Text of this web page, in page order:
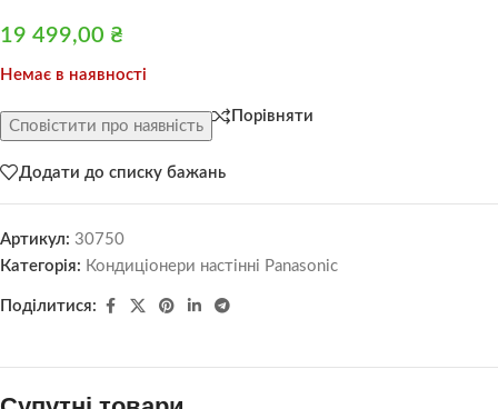
19 499,00 ₴
Немає в наявності
Сповістити про наявність
Порівняти
Додати до списку бажань
Артикул: 30750
Категорія: Кондиціонери настінні Panasonic
Поділитися: